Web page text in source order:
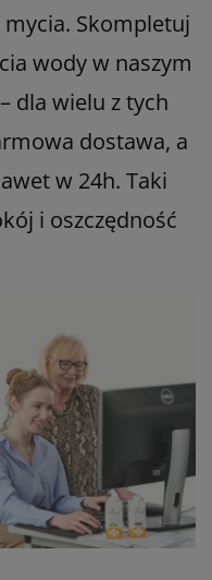
mycia. Skompletuj
wody w naszym
dla wielu z tych
dostawa, a
w 24h. Taki
i oszczędność